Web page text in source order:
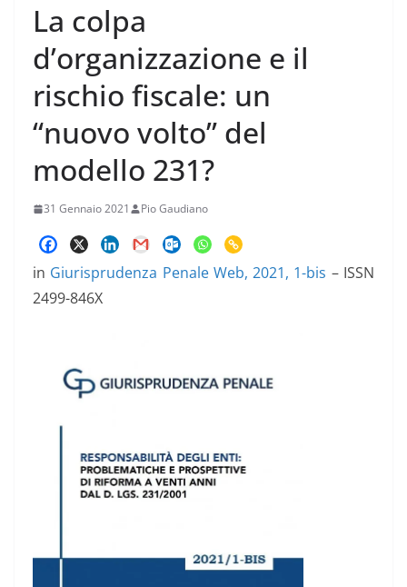
La colpa
d’organizzazione e il
rischio fiscale: un
“nuovo volto” del
modello 231?
31 Gennaio 2021 Pio Gaudiano
in Giurisprudenza Penale Web, 2021, 1-bis – ISSN
2499-846X